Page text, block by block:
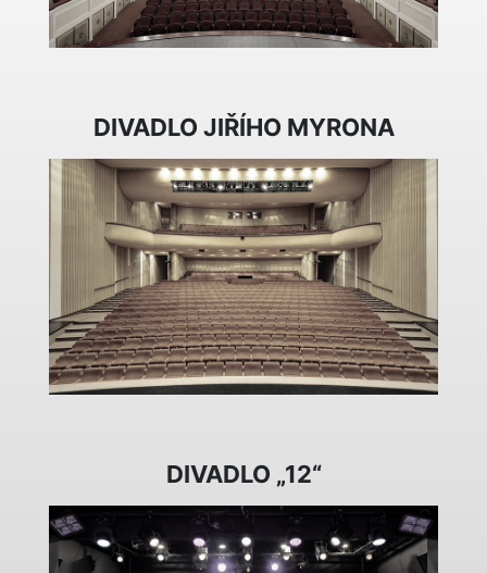
DIVADLO JIŘÍHO MYRONA
DIVADLO „12“